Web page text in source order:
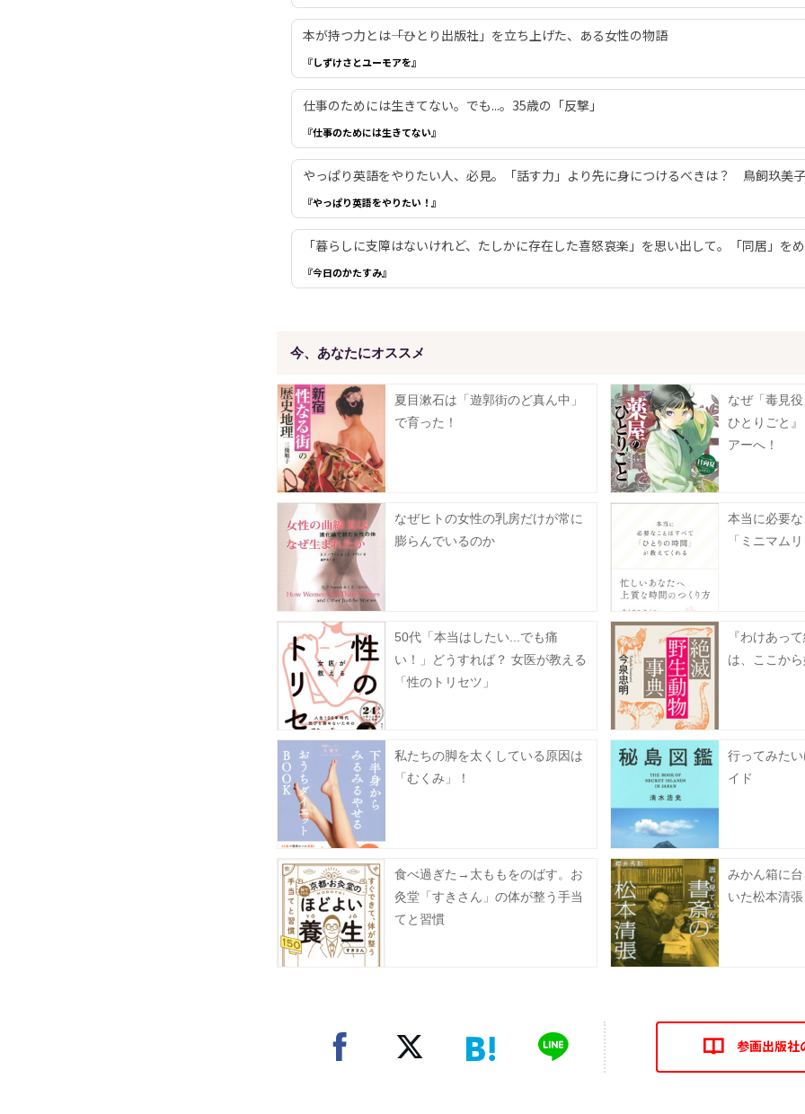
本が持つ力とは――「ひとり出版社」を立ち上げた、ある女性の物語
『しずけさとユーモアを』
仕事のためには生きてない。でも...。35歳の「反撃」
『仕事のためには生きてない』
やっぱり英語をやりたい人、必見。「話す力」より先に身につけるべきは？ 鳥飼玖美
『やっぱり英語をやりたい！』
「暮らしに支障はないけれど、たしかに存在した喜怒哀楽」を思い出して。「同居」を
『今日のかたすみ』
今、あなたにオススメ
夏目漱石は「遊郭街のど真ん中」
で育った！
なぜ「毒見
ひとりごと
アーへ！
なぜヒトの女性の乳房だけが常に
膨らんでいるのか
本当に必要
「ミニマム
50代「本当はしたい...でも痛
い！」どうすれば？ 女医が教える
「性のトリセツ」
『わけあっ
は、ここか
私たちの脚を太くしている原因は
「むくみ」！
行ってみた
イド
食べ過ぎた→太ももをのばす。お
灸堂「すきさん」の体が整う手当
てと習慣
みかん箱に
いた松本清張
参画出版社